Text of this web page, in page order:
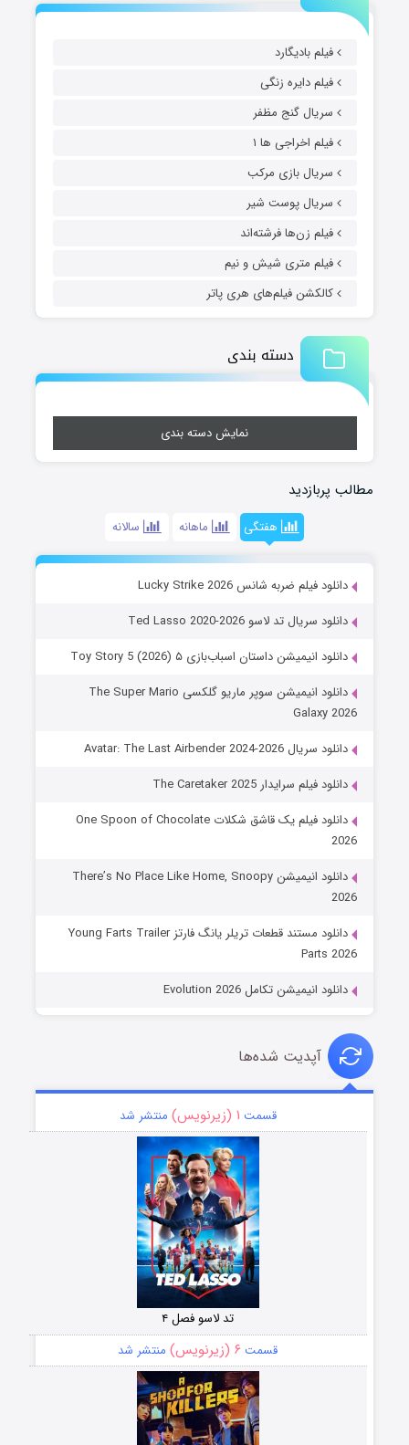
فیلم بادیگارد
فیلم دایره زنگی
سریال گنج مظفر
فیلم اخراجی ها ۱
سریال بازی مرکب
سریال پوست شیر
فیلم زن‌ها فرشته‌اند
فیلم متری شیش و نیم
کالکشن فیلم‌های هری پاتر
دسته بندی
نمایش دسته بندی
مطالب پربازدید
هفتگی ماهانه سالانه
دانلود فیلم ضربه شانس Lucky Strike 2026
دانلود سریال تد لاسو Ted Lasso 2020-2026
دانلود انیمیشن داستان اسباب‌بازی ۵ Toy Story 5 (2026)
دانلود انیمیشن سوپر ماریو گلکسی The Super Mario
Galaxy 2026
دانلود سریال Avatar: The Last Airbender 2024-2026
دانلود فیلم سرایدار The Caretaker 2025
دانلود فیلم یک قاشق شکلات One Spoon of Chocolate
2026
دانلود انیمیشن There’s No Place Like Home, Snoopy
2026
دانلود مستند قطعات تریلر یانگ فارتز Young Farts Trailer
Parts 2026
دانلود انیمیشن تکامل Evolution 2026
آپدیت شده‌ها
قسمت ۱ (زیرنویس) منتشر شد
تد لاسو فصل ۴
قسمت ۶ (زیرنویس) منتشر شد